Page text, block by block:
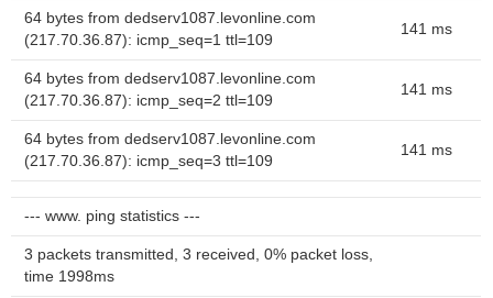
64 bytes from dedserv1087.levonline.com
(217.70.36.87): icmp_seq=1 ttl=109
141 ms
64 bytes from dedserv1087.levonline.com
(217.70.36.87): icmp_seq=2 ttl=109
141 ms
64 bytes from dedserv1087.levonline.com
(217.70.36.87): icmp_seq=3 ttl=109
141 ms
--- www. ping statistics ---
3 packets transmitted, 3 received, 0% packet loss,
time 1998ms